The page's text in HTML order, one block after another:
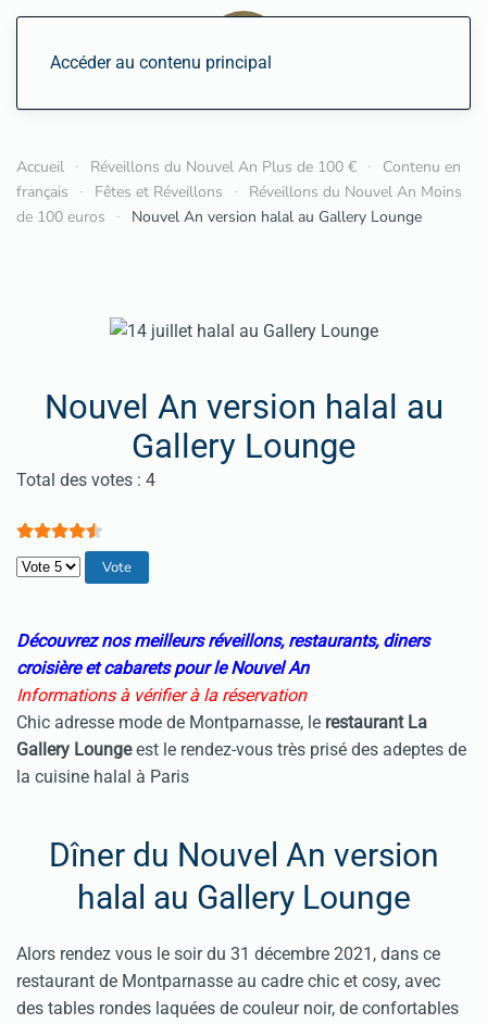
Accéder au contenu principal
Accueil Réveillons du Nouvel An Plus de 100 €
Contenu en
français
Fêtes et Réveillons
Réveillons du Nouvel An Moins
de 100 euros
Nouvel An version halal au Gallery Lounge
Nouvel An version halal au
Gallery Lounge
Vote utilisateur:4.5
Total des votes : 4
Veuillez voter
Découvrez nos meilleurs réveillons, restaurants, diners
croisière et cabarets pour le Nouvel An
Informations à vérifier à la réservation
Chic adresse mode de Montparnasse, le restaurant La
Gallery Loungeest le rendez-vous très prisé des adeptes de
la cuisine halal à Paris
Dîner du Nouvel An version
halal au Gallery Lounge
Alors rendez vous le soir du 31 décembre 2021, dans ce
restaurant de Montparnasse au cadre chic et cosy, avec
des tables rondes laquées de couleur noir, de confortables